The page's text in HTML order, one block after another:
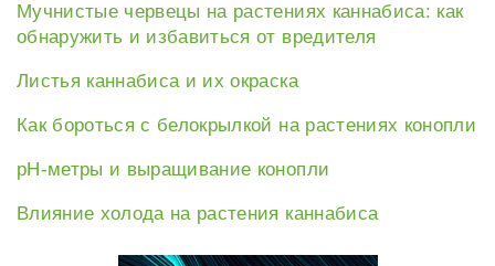
Мучнистые червецы на растениях каннабиса: как
обнаружить и избавиться от вредителя
Листья каннабиса и их окраска
Как бороться с белокрылкой на растениях конопли
рН-метры и выращивание конопли
Влияние холода на растения каннабиса